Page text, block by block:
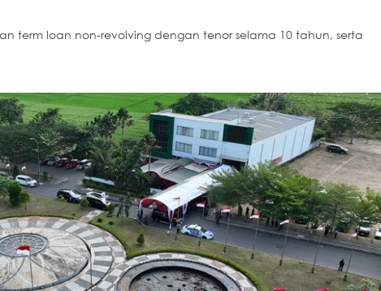
term loan non-revolving dengan tenor selama 10 tahun, serta